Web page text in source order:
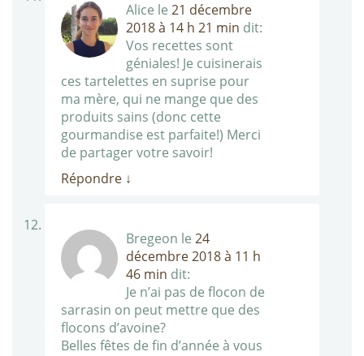
Alice le 21 décembre
2018 à 14 h 21 min dit:
Vos recettes sont
géniales! Je cuisinerais
ces tartelettes en suprise pour
ma mère, qui ne mange que des
produits sains (donc cette
gourmandise est parfaite!) Merci
de partager votre savoir!
Répondre ↓
Bregeon le 24
décembre 2018 à 11 h
46 min dit:
Je n’ai pas de flocon de
sarrasin on peut mettre que des
flocons d’avoine?
Belles fêtes de fin d’année à vous